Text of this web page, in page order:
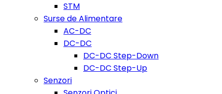
STM
Surse de Alimentare
AC-DC
DC-DC
DC-DC Step-Down
DC-DC Step-Up
Senzori